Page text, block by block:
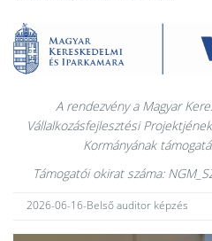
A rendezvény a Magyar
Vállalkozásfejlesztési
Kormányának
Támogatói okirat száma:
2026-06-16-Belső auditor képzés